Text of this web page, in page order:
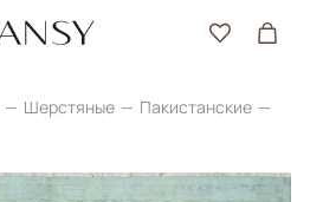
Шерстяные
Пакистанские